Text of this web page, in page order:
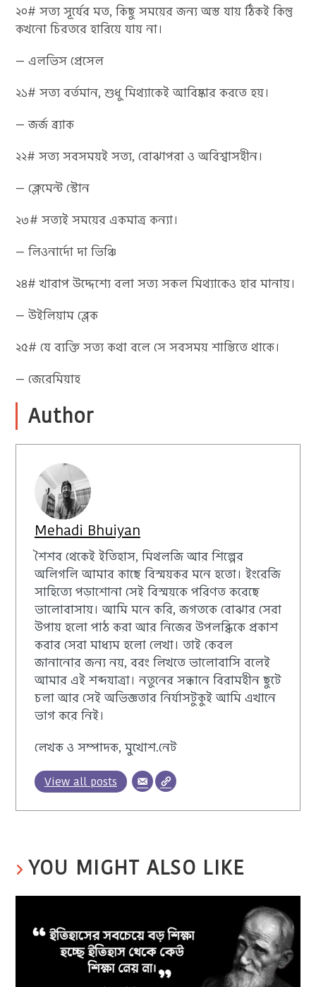
২০# সত্য সূর্যের মত, কিছু সময়ের জন্য অস্ত যায় ঠিকই কিন্তু
কখনো চিরতরে হারিয়ে যায় না।
— এলভিস প্রেসেল
২১# সত্য বর্তমান, শুধু মিথ্যাকেই আবিষ্কার করতে হয়।
— জর্জ ব্র‍্যাক
২২# সত্য সবসময়ই সত্য, বোঝাপরা ও অবিশ্বাসহীন।
— ক্লেমেন্ট স্টোন
২৩# সত্যই সময়ের একমাত্র কন্যা।
— লিওনার্দো দা ভিঞ্চি
২৪# খারাপ উদ্দেশ্যে বলা সত্য সকল মিথ্যাকেও হার মানায়।
— উইলিয়াম ব্লেক
২৫# যে ব্যক্তি সত্য কথা বলে সে সবসময় শান্তিতে থাকে।
— জেরেমিয়াহ
Author
Mehadi Bhuiyan
শৈশব থেকেই ইতিহাস, মিথলজি আর শিল্পের
অলিগলি আমার কাছে বিস্ময়কর মনে হতো। ইংরেজি
সাহিত্যে পড়াশোনা সেই বিস্ময়কে পরিণত করেছে
ভালোবাসায়। আমি মনে করি, জগতকে বোঝার সেরা
উপায় হলো পাঠ করা আর নিজের উপলব্ধিকে প্রকাশ
করার সেরা মাধ্যম হলো লেখা। তাই কেবল
জানানোর জন্য নয়, বরং লিখতে ভালোবাসি বলেই
আমার এই শব্দযাত্রা। নতুনের সন্ধানে বিরামহীন ছুটে
চলা আর সেই অভিজ্ঞতার নির্যাসটুকুই আমি এখানে
ভাগ করে নিই।
লেখক ও সম্পাদক, মুখোশ.নেট
View all posts
YOU MIGHT ALSO LIKE